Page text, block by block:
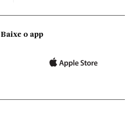
Baixe o app